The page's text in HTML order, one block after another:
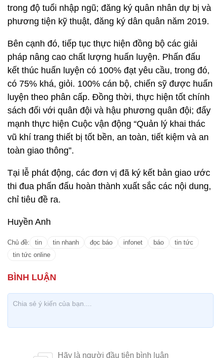
trong độ tuổi nhập ngũ; đăng ký quân nhân dự bị và
phương tiện kỹ thuật, đăng ký dân quân năm 2019.
Bên cạnh đó, tiếp tục thực hiện đồng bộ các giải
pháp nâng cao chất lượng huấn luyện. Phấn đấu
kết thúc huấn luyện có 100% đạt yêu cầu, trong đó,
có 75% khá, giỏi. 100% cán bộ, chiến sỹ được huấn
luyện theo phân cấp. Đồng thời, thực hiện tốt chính
sách đối với quân đội và hậu phương quân đội; đẩy
mạnh thực hiện Cuộc vận động “Quản lý khai thác
vũ khí trang thiết bị tốt bền, an toàn, tiết kiệm và an
toàn giao thông”.
Tại lễ phát động, các đơn vị đã ký kết bản giao ước
thi đua phấn đấu hoàn thành xuất sắc các nội dung,
chỉ tiêu đề ra.
Huyền Anh
Chủ đề: tin tin nhanh đọc báo infonet báo
tin tức
tin tức online